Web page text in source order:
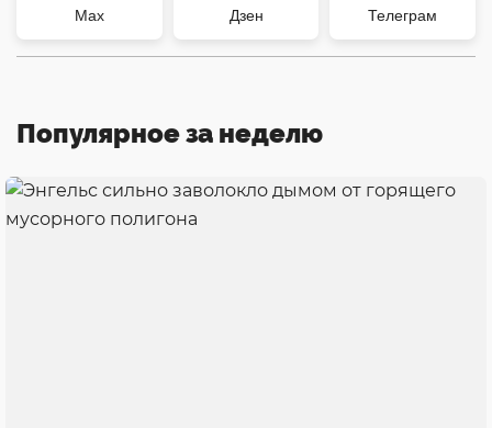
Max Дзен Телеграм
Популярное за неделю